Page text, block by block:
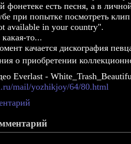
фонетеке есть песня, а в
при попытке посмотреть
available in your country".
то...
качается дискография
о приобретении
Everlast -
mail/yozhikjoy/64/80.html